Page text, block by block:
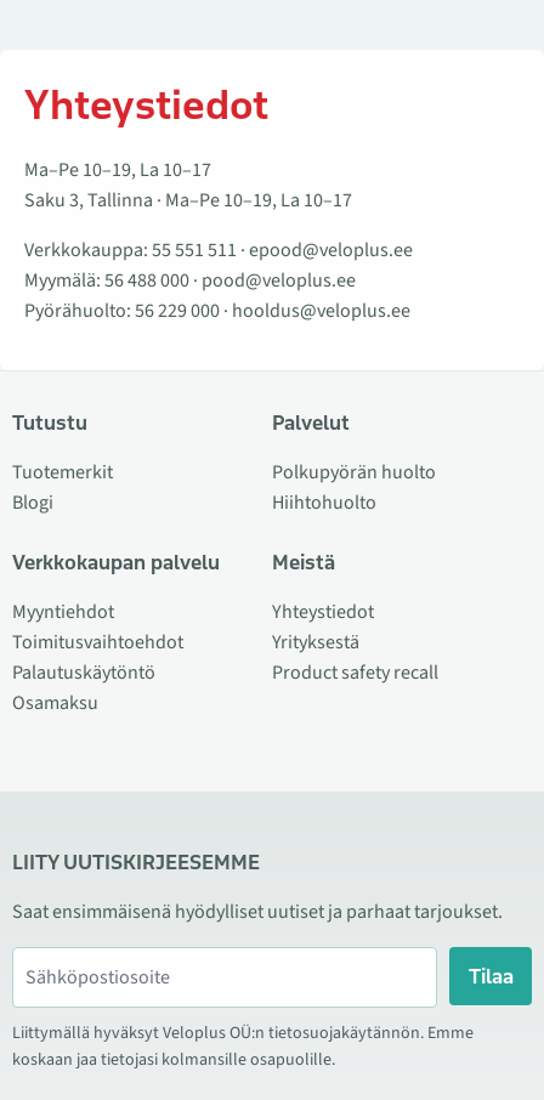
Yhteystiedot
Ma–Pe 10–19, La 10–17
Saku 3, Tallinna · Ma–Pe 10–19, La 10–17
Verkkokauppa:55 551 511 ·epood@veloplus.ee
Myymälä:56 488 000· pood@veloplus.ee
Pyörähuolto:56 229 000· hooldus@veloplus.ee
Tutustu
Tuotemerkit
Blogi
Verkkokaupan palvelu
Myyntiehdot
Toimitusvaihtoehdot
Palautuskäytöntö
Osamaksu
Palvelut
Polkupyörän huolto
Hiihtohuolto
Meistä
Yhteystiedot
Yrityksestä
Product safety recall
LIITY UUTISKIRJEESEMME
Saat ensimmäisenä hyödylliset uutiset ja parhaat tarjoukset.
Tilaa
Liittymällä hyväksyt Veloplus OÜ:n tietosuojakäytännön. Emme
koskaan jaa tietojasi kolmansille osapuolille.